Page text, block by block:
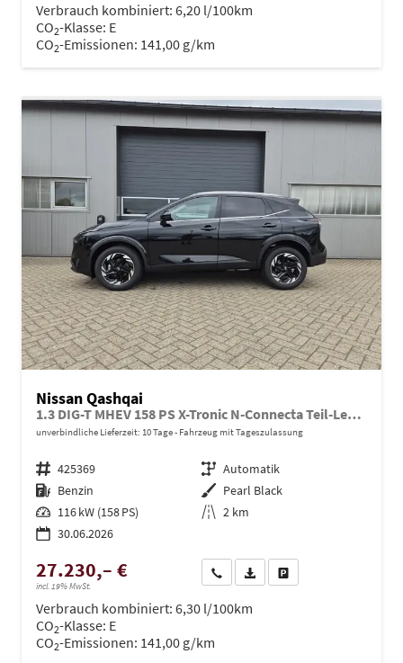
Verbrauch kombiniert: 6,20 l/100km
CO2-Klasse: E
CO2-Emissionen: 141,00 g/km
Nissan Qashqai
1.3 DIG-T MHEV 158 PS X-Tronic N-Connecta Teil-Leder PanoGlasdach Klimaautomatik Sitzheizung Lenkradheizung Navi ACC PDC v+h 360°Kamera DAB Bluetooth Touchscreen Apple CarPlay Android Auto 18"LM
unverbindliche Lieferzeit: 10 Tage Fahrzeug mit Tageszulassung
Fahrzeugnr. 425369 Getriebe Automatik
Kraftstoff Benzin Außenfarbe Pearl Black
Leistung 116 kW (158 PS) Kilometerstand 2 km
30.06.2026
27.230,– €
incl. 19% MwSt.
Wir rufen Sie anPDF-Datei, Fahrzeugexposé
Verbrauch kombiniert: 6,30 l/100km
CO2-Klasse: E
CO2-Emissionen: 141,00 g/km